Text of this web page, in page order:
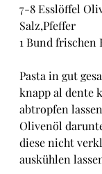
7-8 Esslöffel
Salz,Pfeffer
1 Bund frischen
Pasta in gut
knapp al dente
abtropfen
Olivenöl
diese nicht
auskühlen